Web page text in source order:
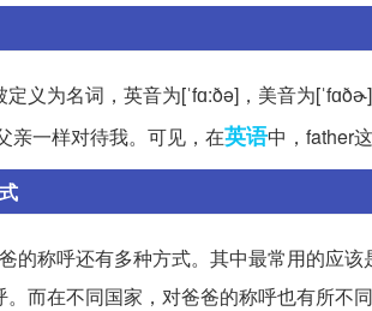
义为名词，英音为[ˈfɑ:ðə]，美音为
亲一样对待我。可见，在英语中，father
的称呼还有多种方式。其中最常用的应
而在不同国家，对爸爸的称呼也有所不